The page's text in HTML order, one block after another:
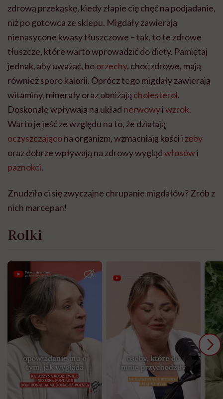
zdrową przekąskę, kiedy złapie cię chęć na podjadanie,
niż po gotowca ze sklepu. Migdały zawierają
nienasycone kwasy tłuszczowe – tak, to te zdrowe
tłuszcze, które warto wprowadzić do diety. Pamiętaj
jednak, aby uważać, boorzechy, choć zdrowe, mają
również sporo kalorii. Oprócz tego migdały zawierają
witaminy, minerały oraz obniżają cholesterol.
Doskonale wpływają na układ nerwowyiwzrok.
Warto je jeść ze względu na to, że działają
oczyszczającona organizm, wzmacniają kości i zęby
oraz dobrze wpływają na zdrowy wyglądwłosówi
paznokci.
Znudziło ci się zwyczajne chrupanie migdałów? Zrób z
nich marcepan!
Rolki